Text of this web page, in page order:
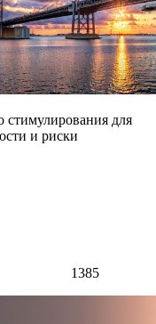
для
и риски
1385